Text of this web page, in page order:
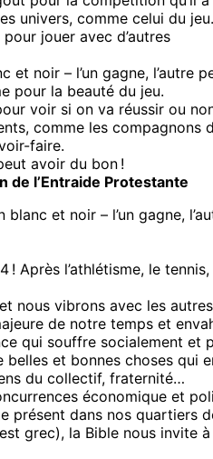
univers, comme celui du jeu.
jouer avec d’autres
et noir – l’un gagne, l’autre
pour la beauté du jeu.
voir si on va réussir ou
comme les compagnons
faire.
avoir du bon !
de l’Entraide Protestante
et noir – l’un gagne,
! Après l’athlétisme, le
vibrons avec les
de notre temps et
qui souffre socialement et
et bonnes choses qui
du collectif, fraternité…
économique et
présent dans nos quartiers
grec), la Bible nous